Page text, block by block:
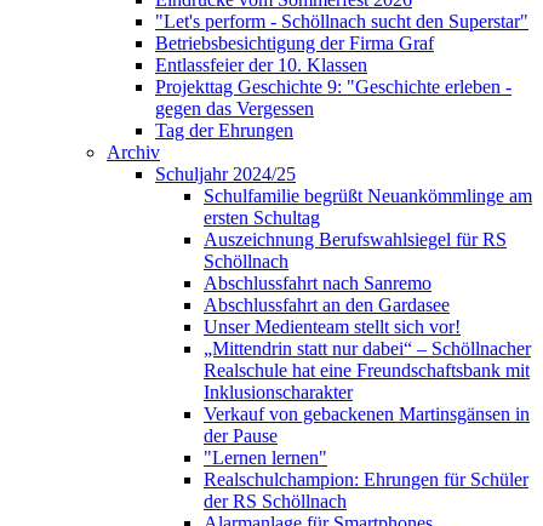
"Let's perform - Schöllnach sucht den Superstar"
Betriebsbesichtigung der Firma Graf
Entlassfeier der 10. Klassen
Projekttag Geschichte 9: "Geschichte erleben -
gegen das Vergessen
Tag der Ehrungen
Archiv
Schuljahr 2024/25
Schulfamilie begrüßt Neuankömmlinge am
ersten Schultag
Auszeichnung Berufswahlsiegel für RS
Schöllnach
Abschlussfahrt nach Sanremo
Abschlussfahrt an den Gardasee
Unser Medienteam stellt sich vor!
„Mittendrin statt nur dabei“ – Schöllnacher
Realschule hat eine Freundschaftsbank mit
Inklusionscharakter
Verkauf von gebackenen Martinsgänsen in
der Pause
"Lernen lernen"
Realschulchampion: Ehrungen für Schüler
der RS Schöllnach